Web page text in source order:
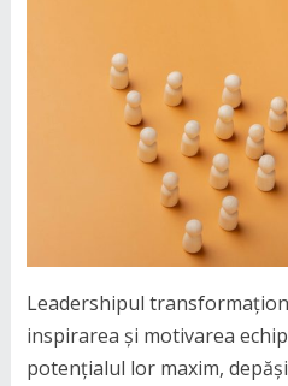
Leadershipul
inspirarea și motivarea
potențialul lor maxim,